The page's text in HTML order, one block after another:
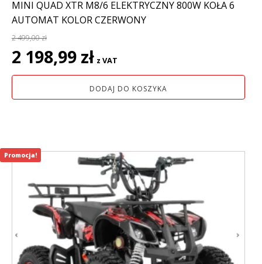
MINI QUAD XTR M8/6 ELEKTRYCZNY 800W KOŁA 6
AUTOMAT KOLOR CZERWONY
2 499,00zł
Pierwotna
cena
wynosiła:
2 198,99 zł cena
wynosi:
2
z VAT
DODAJ DO KOSZYKA
Promocja!